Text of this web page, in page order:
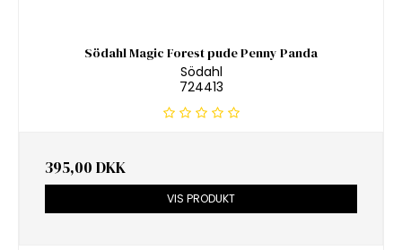
Södahl Magic Forest pude Penny Panda
Södahl
724413
395,00 DKK
VIS PRODUKT